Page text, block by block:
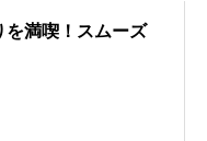
を満喫！スムーズ